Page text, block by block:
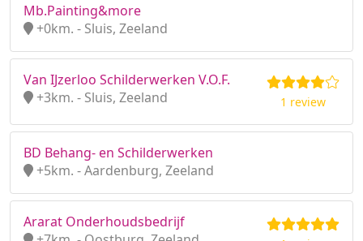
Mb.Painting&more
+0km. - Sluis, Zeeland
Van IJzerloo Schilderwerken V.O.F.
+3km. - Sluis, Zeeland
1 review
BD Behang- en Schilderwerken
+5km. - Aardenburg, Zeeland
Ararat Onderhoudsbedrijf